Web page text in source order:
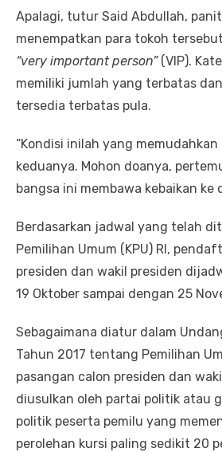
Apalagi, tutur Said Abdullah,
menempatkan para tokoh
“very important person” (VIP).
memiliki jumlah yang terbatas
tersedia terbatas pula.
“Kondisi inilah yang
keduanya. Mohon doanya,
bangsa ini membawa kebaikan ke
Berdasarkan jadwal yang telah
Pemilihan Umum (KPU) RI,
presiden dan wakil presiden
19 Oktober sampai dengan 25
Sebagaimana diatur dalam
Tahun 2017 tentang Pemilihan
pasangan calon presiden dan
diusulkan oleh partai politik atau
politik peserta pemilu yang
perolehan kursi paling sedikit 20